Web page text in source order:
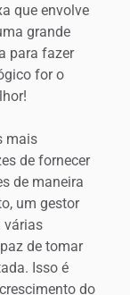
que envolve
grande
para fazer
for o
mais
de fornecer
de maneira
um gestor
várias
de tomar
Isso é
do